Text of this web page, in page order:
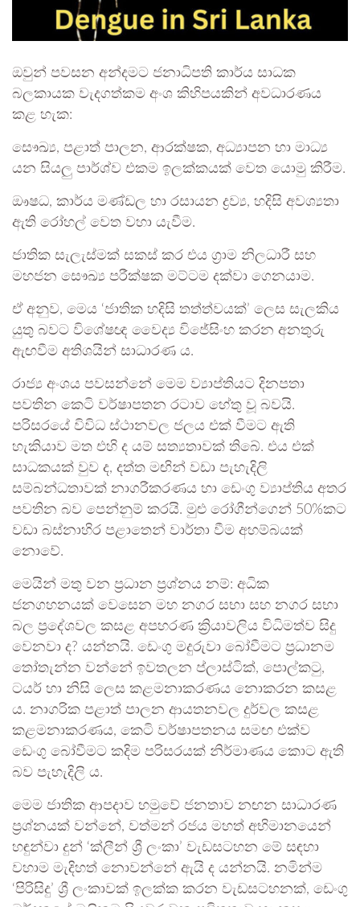
ඔවුන් පවසන අන්දමට ජනාධිපති කාර්ය සාධක
බලකායක වැදගත්කම අංශ කිහිපයකින් අවධාරණය
කළ හැක:
සෞඛ්‍ය, පළාත් පාලන, ආරක්ෂක, අධ්‍යාපන හා මාධ්‍ය
යන සියලු පාර්ශ්ව එකම ඉලක්කයක් වෙත යොමු කිරීම.
ඖෂධ, කාර්ය මණ්ඩල හා රසායන ද්‍රව්‍ය, හදිසි අවශ්‍යතා
ඇති රෝහල් වෙත වහා යැවීම.
ජාතික සැලැස්මක් සකස් කර එය ග්‍රාම නිලධාරී සහ
මහජන සෞඛ්‍ය පරීක්ෂක මට්ටම දක්වා ගෙනයාම.
ඒ අනුව, මෙය ‘ජාතික හදිසි තත්ත්වයක්’ ලෙස සැලකිය
යුතු බවට විශේෂඥ වෛද්‍ය විජේසිංහ කරන අනතුරු
ඇඟවීම අතිශයින් සාධාරණ ය.
රාජ්‍ය අංශය පවසන්නේ මෙම ව්‍යාප්තියට දිනපතා
පවතින කෙටි වර්ෂාපතන රටාව හේතු වූ බවයි.
පරිසරයේ විවිධ ස්ථානවල ජලය එක් වීමට ඇති
හැකියාව මත එහි ද යම් සත්‍යතාවක් තිබේ. එය එක්
සාධකයක් වුව ද, දත්ත මඟින් වඩා පැහැදිලි
සම්බන්ධතාවක් නාගරීකරණය හා ඩෙංගු ව්‍යාප්තිය අතර
පවතින බව පෙන්නුම් කරයි. මුළු රෝගීන්ගෙන් 50%කට
වඩා බස්නාහිර පළාතෙන් වාර්තා වීම අහම්බයක්
නොවේ.
මෙයින් මතු වන ප්‍රධාන ප්‍රශ්නය නම්: අධික
ජනගහනයක් වෙසෙන මහ නගර සභා සහ නගර සභා
බල ප්‍රදේශවල කසළ අපහරණ ක්‍රියාවලිය විධිමත්ව සිදු
වෙනවා ද? යන්නයි. ඩෙංගු මදුරුවා බෝවීමට ප්‍රධානම
තෝතැන්න වන්නේ ඉවතලන ප්ලාස්ටික්, පොල්කටු,
ටයර් හා නිසි ලෙස කළමනාකරණය නොකරන කසළ
ය. නාගරික පළාත් පාලන ආයතනවල දුර්වල කසළ
කළමනාකරණය, කෙටි වර්ෂාපතනය සමඟ එක්ව
ඩෙංගු බෝවීමට කදිම පරිසරයක් නිර්මාණය කොට ඇති
බව පැහැදිලි ය.
මෙම ජාතික ආපදාව හමුවේ ජනතාව නඟන සාධාරණ
ප්‍රශ්නයක් වන්නේ, වත්මන් රජය මහත් අභිමානයෙන්
හඳුන්වා දුන් ‘ක්ලීන් ශ්‍රී ලංකා’ වැඩසටහන මේ සඳහා
වහාම මැදිහත් නොවන්නේ ඇයි ද යන්නයි. නමින්ම
‘පිරිසිදු’ ශ්‍රී ලංකාවක් ඉලක්ක කරන වැඩසටහනක්, ඩෙංගු